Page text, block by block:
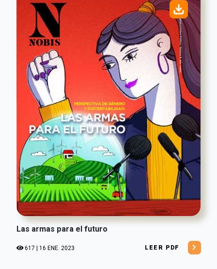
Las armas para el futuro
617 | 16 ENE. 2023 LEER PDF